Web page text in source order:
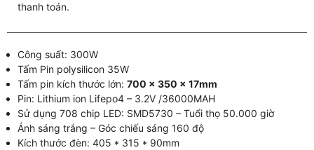
thanh toán.
Công suất: 300W
Tấm Pin polysilicon 35W
Tấm pin kích thước lớn: 700 x 350 x 17mm
Pin: Lithium ion Lifepo4 – 3.2V /36000MAH
Sử dụng 708 chip LED: SMD5730 – Tuổi thọ 50.000 giờ
Ánh sáng trắng – Góc chiếu sáng 160 độ
Kích thước đèn: 405 * 315 * 90mm